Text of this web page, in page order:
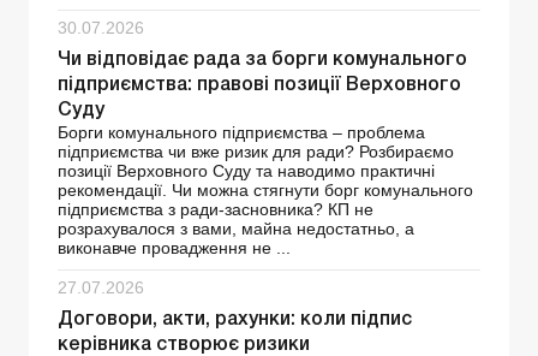
30.07.2026
Чи відповідає рада за борги комунального
підприємства: правові позиції Верховного
Суду
Борги комунального підприємства – проблема
підприємства чи вже ризик для ради? Розбираємо
позиції Верховного Суду та наводимо практичні
рекомендації. Чи можна стягнути борг комунального
підприємства з ради-засновника? КП не
розрахувалося з вами, майна недостатньо, а
виконавче провадження не ...
27.07.2026
Договори, акти, рахунки: коли підпис
керівника створює ризики